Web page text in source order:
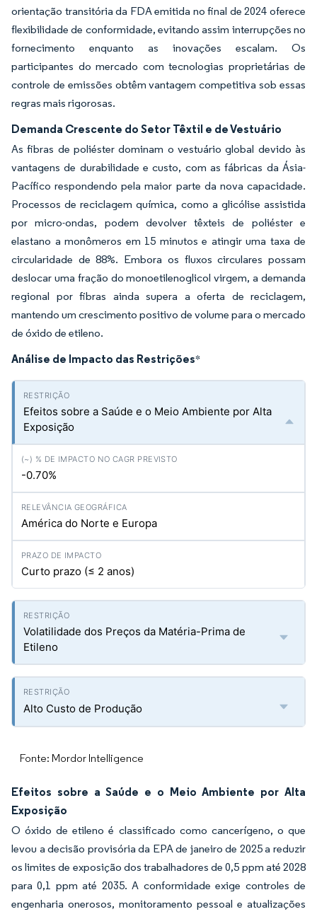
orientação transitória da FDA emitida no final de 2024 oferece
flexibilidade de conformidade, evitando assim interrupções no
fornecimento enquanto as inovações escalam. Os
participantes do mercado com tecnologias proprietárias de
controle de emissões obtêm vantagem competitiva sob essas
regras mais rigorosas.
Demanda Crescente do Setor Têxtil e de Vestuário
As fibras de poliéster dominam o vestuário global devido às
vantagens de durabilidade e custo, com as fábricas da Ásia-
Pacífico respondendo pela maior parte da nova capacidade.
Processos de reciclagem química, como a glicólise assistida
por micro-ondas, podem devolver têxteis de poliéster e
elastano a monômeros em 15 minutos e atingir uma taxa de
circularidade de 88%. Embora os fluxos circulares possam
deslocar uma fração do monoetilenoglicol virgem, a demanda
regional por fibras ainda supera a oferta de reciclagem,
mantendo um crescimento positivo de volume para o mercado
de óxido de etileno.
Análise de Impacto das Restrições*
Efeitos sobre a Saúde e o Meio Ambiente por Alta
Exposição
-0.70%
América do Norte e Europa
Curto prazo (≤ 2 anos)
Volatilidade dos Preços da Matéria-Prima de
Etileno
Alto Custo de Produção
Fonte: Mordor Intelligence
Efeitos sobre a Saúde e o Meio Ambiente por Alta
Exposição
O óxido de etileno é classificado como cancerígeno, o que
levou a decisão provisória da EPA de janeiro de 2025 a reduzir
os limites de exposição dos trabalhadores de 0,5 ppm até 2028
para 0,1 ppm até 2035. A conformidade exige controles de
engenharia onerosos, monitoramento pessoal e atualizações